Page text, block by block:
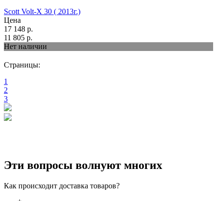
Scott Volt-X 30 ( 2013г.)
Цена
17 148 р.
11 805 р.
Нет наличии
Страницы:
1
2
3
Эти вопросы волнуют многих
Как происходит доставка товаров?